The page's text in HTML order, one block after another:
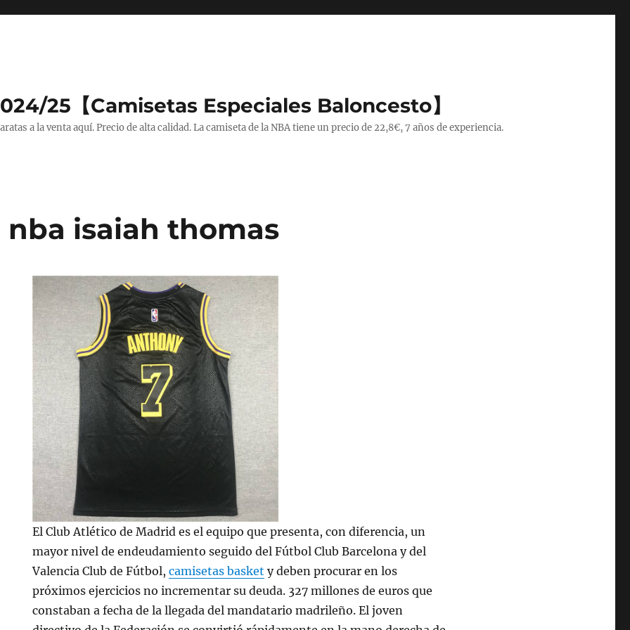
25【Camisetas Especiales Baloncesto】
a la venta aquí. Precio de alta calidad. La camiseta de la NBA tiene un precio de 22,8€, 7 años de experiencia.
isaiah thomas
El Club Atlético de Madrid es el equipo que presenta, con diferencia, un
mayor nivel de endeudamiento seguido del Fútbol Club Barcelona y del
Valencia Club de Fútbol,camisetas basket y deben procurar en los
próximos ejercicios no incrementar su deuda. 327 millones de euros que
constaban a fecha de la llegada del mandatario madrileño. El joven